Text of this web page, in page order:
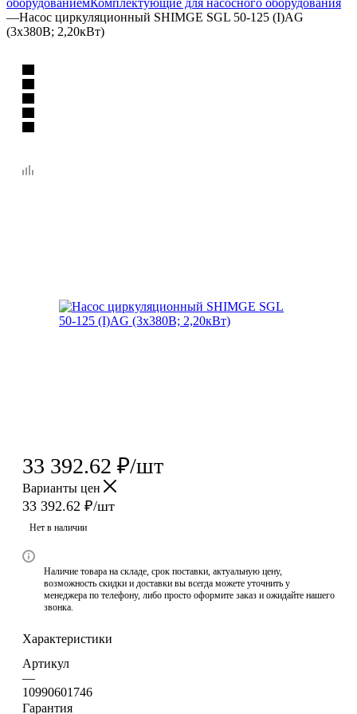
—Насос циркуляционный SHIMGE SGL 50-125 (I)AG
(3х380В; 2,20кВт)
33 392.62 ₽/шт
Варианты цен
33 392.62 ₽/шт
Нет в наличии
Наличие товара на складе, срок поставки, актуальную цену,
возможность скидки и доставки вы всегда можете уточнить у
менеджера по телефону, либо просто оформите заказ и ожидайте нашего
звонка.
Характеристики
Артикул
—
10990601746
Гарантия